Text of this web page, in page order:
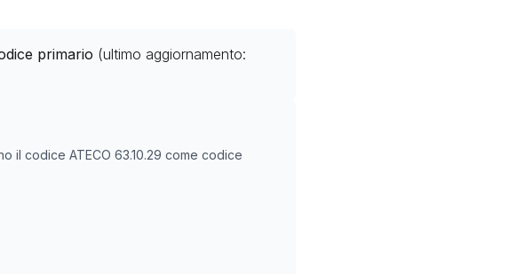
primario (ultimo aggiornamento:
il codice ATECO 63.10.29 come codice